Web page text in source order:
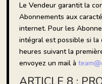
Le Vendeur garantit la
Abonnements aux
internet. Pour les
intégral est possible si la
heures suivant la
envoyez un mail à